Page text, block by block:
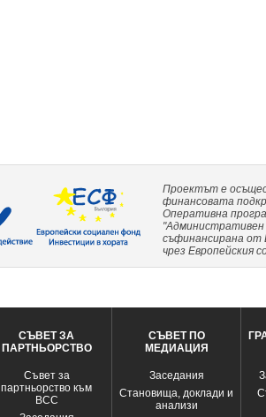
Проектът е
финансовата
Оперативна
съфинансирана от
чрез Европейския
СЪВЕТ ЗА
ПАРТНЬОРСТВО
Съвет за
партньорство към
ВСС
СЪВЕТ ПО
МЕДИАЦИЯ
Заседания
Становища, доклади и
анализи